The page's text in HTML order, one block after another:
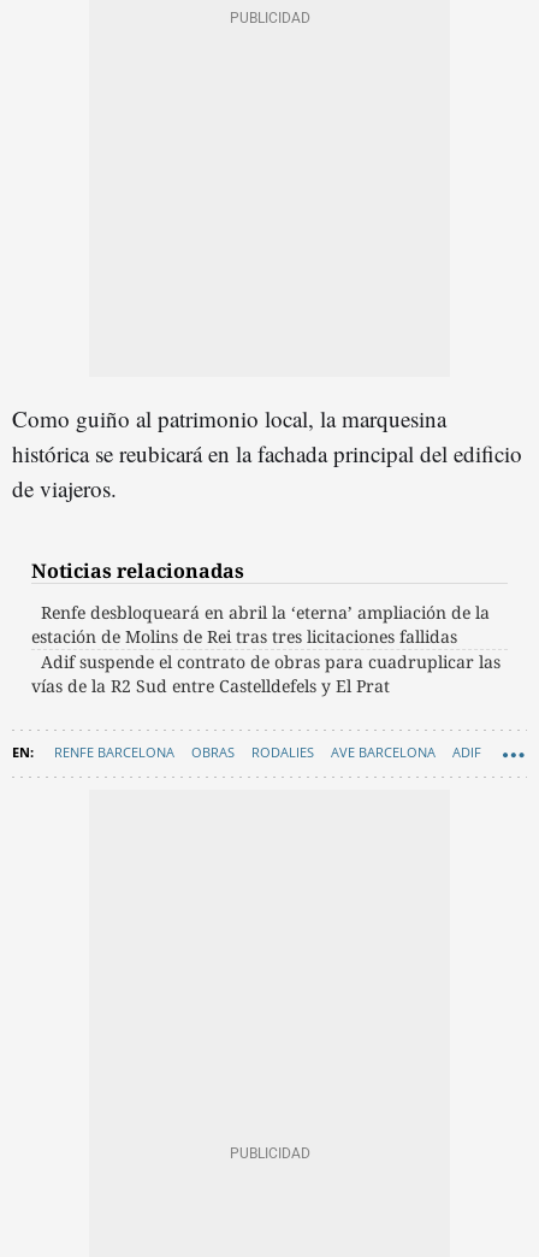
Como guiño al patrimonio local, la marquesina
histórica se reubicará en la fachada principal del edificio
de viajeros.
Noticias relacionadas
Renfe desbloqueará en abril la ‘eterna’ ampliación de la
estación de Molins de Rei tras tres licitaciones fallidas
Adif suspende el contrato de obras para cuadruplicar las
vías de la R2 Sud entre Castelldefels y El Prat
RENFE BARCELONA OBRAS RODALIES AVE BARCELONA ADIF